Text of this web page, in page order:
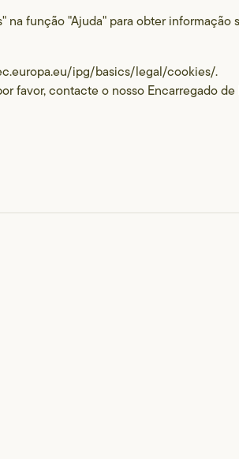
função "Ajuda" para obter
ipg/basics/legal/cookies/.
favor, contacte o nosso Encarregado